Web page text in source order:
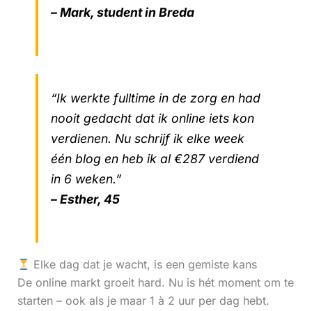
– Mark, student in Breda
“Ik werkte fulltime in de zorg en had
nooit gedacht dat ik online iets kon
verdienen. Nu schrijf ik elke week
één blog en heb ik al €287 verdiend
in 6 weken.”
– Esther, 45
Elke dag dat je wacht, is een gemiste kans
De online markt groeit hard. Nu is hét moment om te
starten – ook als je maar 1 à 2 uur per dag hebt.